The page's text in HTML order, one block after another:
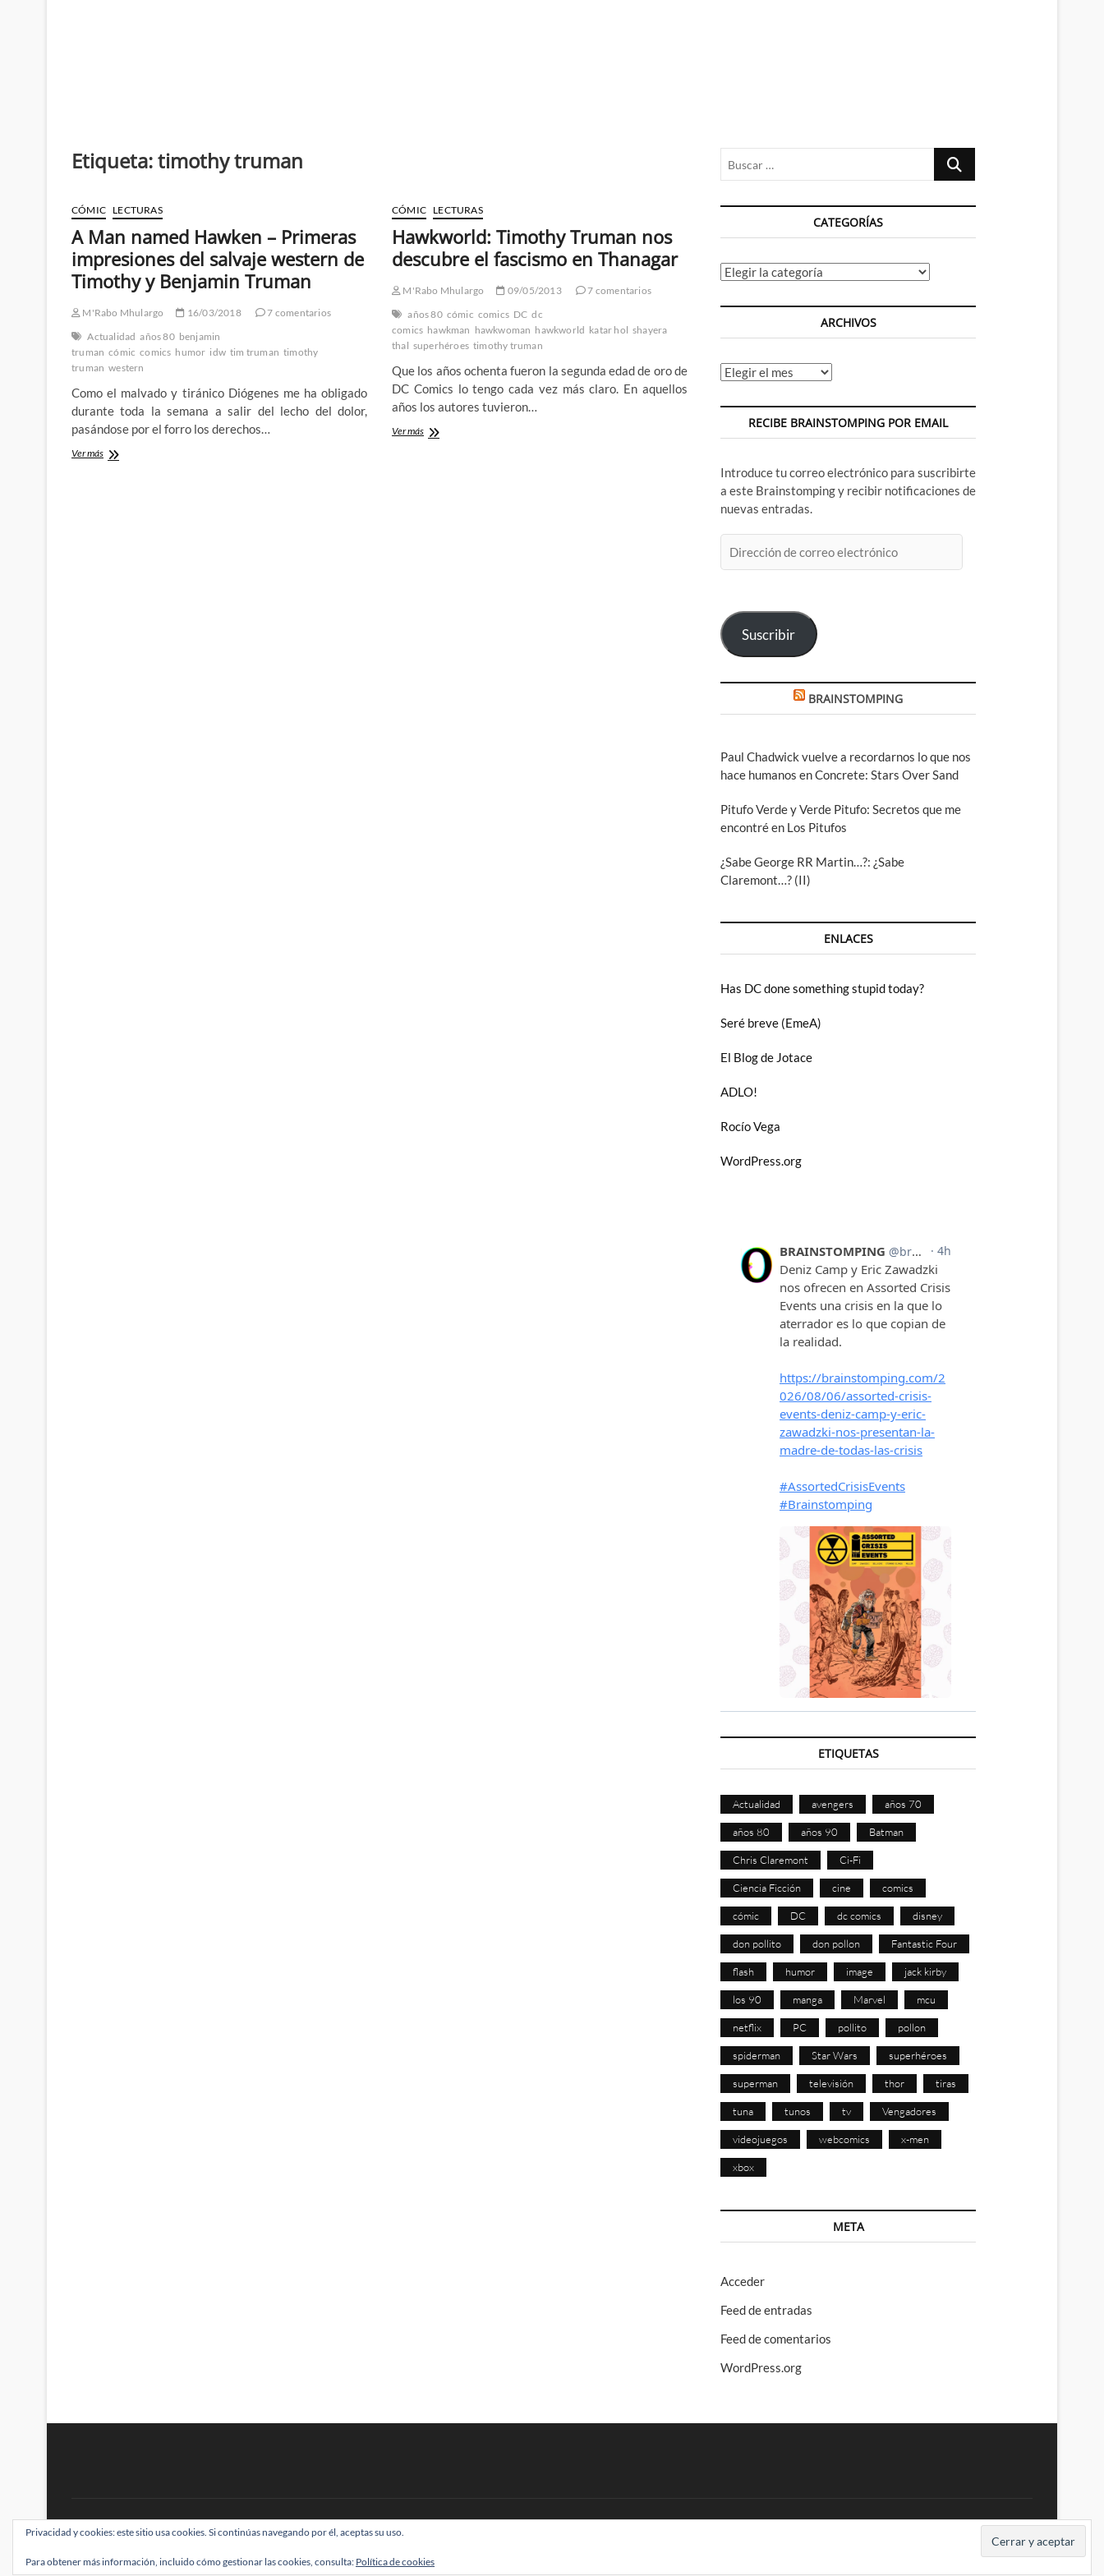
Etiqueta:timothy truman
CÓMIC LECTURAS
A Man named Hawken – Primeras
impresiones del salvaje western de
Timothy y Benjamin Truman
M'Rabo Mhulargo 16/03/2018
7 comentarios
Actualidad años 80 benjamin
truman cómic comics humor idw tim truman timothy
truman western
Como el malvado y tiránico Diógenes me ha obligado
durante toda la semana a salir del lecho del dolor,
pasándose por el forro los derechos…
Ver másA
CÓMIC LECTURAS
Hawkworld: Timothy Truman nos
descubre el fascismo en Thanagar
M'Rabo Mhulargo 09/05/2013
7 comentarios
años 80 cómic comics DC dc
comics hawkman hawkwoman hawkworld katar hol shayera
thal superhéroes timothy truman
Que los años ochenta fueron la segunda edad de oro de
DC Comics lo tengo cada vez más claro. En aquellos
años los autores tuvieron…
Ver másHawkworld:
Buscar
CATEGORÍAS
Categorías
ARCHIVOS
Archivos
RECIBE BRAINSTOMPING POR EMAIL
Introduce tu correo electrónico para suscribirte
a este Brainstomping y recibir notificaciones de
nuevas entradas.
de
Suscribir
BRAINSTOMPING
Paul Chadwick vuelve a recordarnos lo que nos
hace humanos en Concrete: Stars Over Sand
Pitufo Verde y Verde Pitufo: Secretos que me
encontré en Los Pitufos
¿Sabe George RR Martin…?: ¿Sabe
Claremont…? (II)
ENLACES
Has DC done something stupid today?
Seré breve (EmeA)
El Blog de Jotace
ADLO!
Rocío Vega
WordPress.org
ETIQUETAS
Actualidad avengers años 70
años 80 años 90 Batman
Chris Claremont Ci-Fi
Ciencia Ficción cine comics
cómic DC dc comics disney
don pollito don pollon Fantastic Four
flash humor image jack kirby
los 90 manga Marvel mcu
netflix PC pollito pollon
spiderman Star Wars superhéroes
superman televisión thor tiras
tuna tunos tv Vengadores
videojuegos webcomics x-men
xbox
META
Acceder
Feed de entradas
Feed de comentarios
WordPress.org
BRAINSTOMPING| Diseñado por:Theme Freesia|WordPress| © Todos los derechos reservados
Privacidad y cookies: este sitio usa cookies. Si continúas navegando por él, aceptas su uso.
Para obtener más información, incluido cómo gestionar las cookies, consulta: Política de cookies